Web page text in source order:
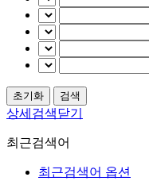
상세검색닫기
최근검색어
최근검색어 옵션